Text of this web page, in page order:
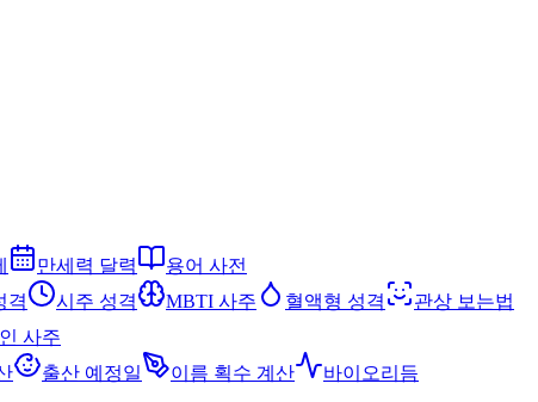
만세력 달력
용어 사전
격 시주 성격 MBTI 사주 혈액형 성격
관상 보는법
사주
출산 예정일 이름 획수 계산
바이오리듬